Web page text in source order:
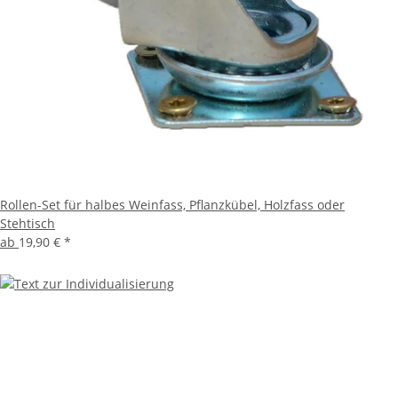
Rollen-Set für halbes Weinfass, Pflanzkübel, Holzfass oder
Stehtisch
ab 19,90 € *